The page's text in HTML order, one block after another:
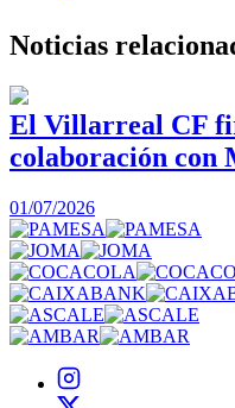
Noticias
El Villarreal CF
colaboración con
01/07/2026